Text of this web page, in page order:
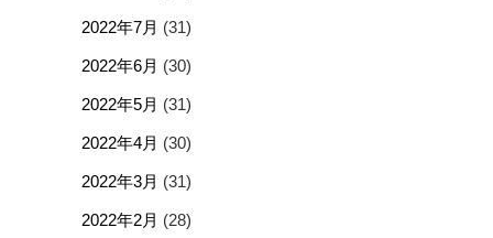
2022年7月 (31)
2022年6月 (30)
2022年5月 (31)
2022年4月 (30)
2022年3月 (31)
2022年2月 (28)